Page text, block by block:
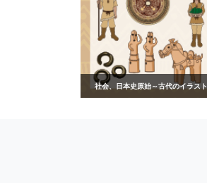
社会、日本史原始～古代のイラスト